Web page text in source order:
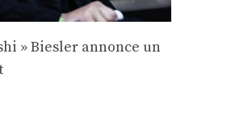
» Biesler annonce un